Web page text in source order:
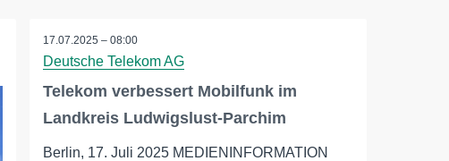
17.07.2025 – 08:00
Deutsche Telekom AG
Telekom verbessert Mobilfunk im
Landkreis Ludwigslust-Parchim
Berlin, 17. Juli 2025 MEDIENINFORMATION